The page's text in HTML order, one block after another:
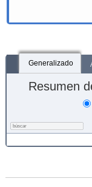
Generalizado
Resumen